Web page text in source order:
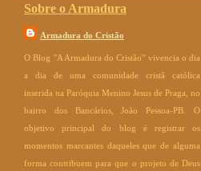
Sobre o Armadura
Armadura do Cristão
O Blog "A Armadura do Cristão" vivencia o dia
a dia de uma comunidade cristã católica
inserida na Paróquia Menino Jesus de Praga, no
bairro dos Bancários, João Pessoa-PB. O
objetivo principal do blog é registrar os
momentos marcantes daqueles que de alguma
forma contribuem para que o projeto de Deus